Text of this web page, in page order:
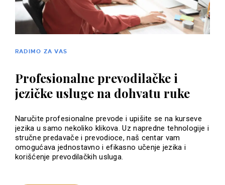
RADIMO ZA VAS
Profesionalne prevodilačke i
jezičke usluge na dohvatu ruke
Naručite profesionalne prevode i upišite se na kurseve
jezika u samo nekoliko klikova. Uz napredne tehnologije i
stručne predavače i prevodioce, naš centar vam
omogućava jednostavno i efikasno učenje jezika i
korišćenje prevodilačkih usluga.